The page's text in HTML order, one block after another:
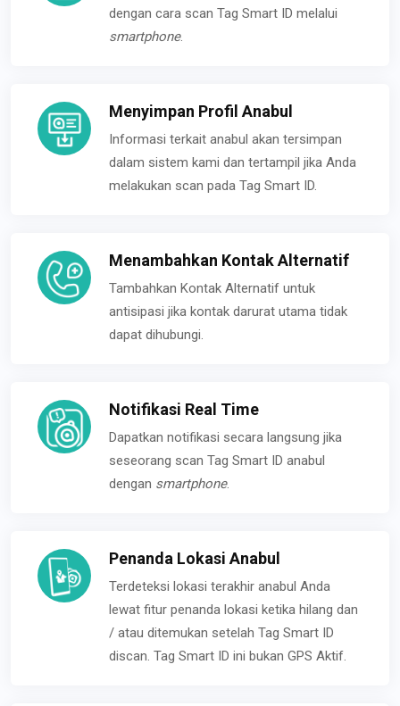
dengan cara scan Tag Smart ID melalui
smartphone.
Menyimpan Profil Anabul
Informasi terkait anabul akan tersimpan
dalam sistem kami dan tertampil jika Anda
melakukan scan pada Tag Smart ID.
Menambahkan Kontak Alternatif
Tambahkan Kontak Alternatif untuk
antisipasi jika kontak darurat utama tidak
dapat dihubungi.
Notifikasi Real Time
Dapatkan notifikasi secara langsung jika
seseorang scan Tag Smart ID anabul
dengan smartphone.
Penanda Lokasi Anabul
Terdeteksi lokasi terakhir anabul Anda
lewat fitur penanda lokasi ketika hilang dan
/ atau ditemukan setelah Tag Smart ID
discan. Tag Smart ID ini bukan GPS Aktif.